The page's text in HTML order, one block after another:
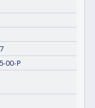
00-P